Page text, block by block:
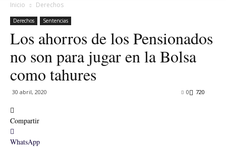
Inicio Derechos
Derechos Sentencias
Los ahorros de los Pensionados
no son para jugar en la Bolsa
como tahures
30 abril, 2020 720
0
Compartir
WhatsApp